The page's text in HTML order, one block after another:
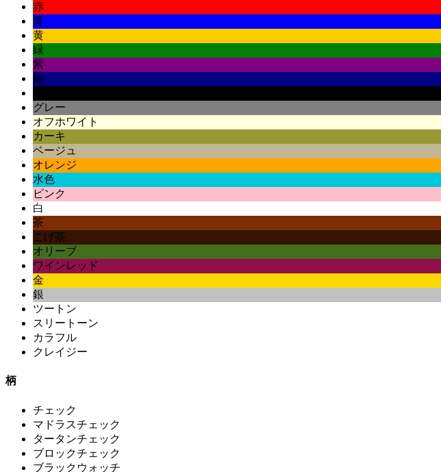
赤
青
黄
緑
紫
紺
グレー
オフホワイト
カーキ
ベージュ
オレンジ
水色
ピンク
白
茶
こげ茶
オリーブ
ワインレッド
金
銀
ツートン
スリートーン
カラフル
クレイジー
柄
チェック
マドラスチェック
タータンチェック
ブロックチェック
ブラックウォッチ